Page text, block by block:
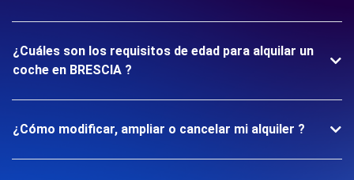
¿Cuáles son los requisitos de edad para alquilar un
coche en BRESCIA ?
¿Cómo modificar, ampliar o cancelar mi alquiler ?